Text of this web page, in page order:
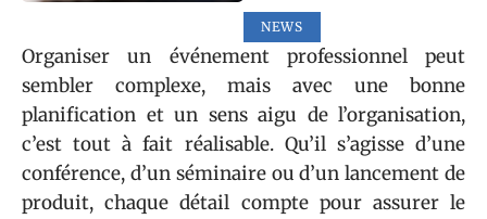
NEWS
Organiser un événement professionnel peut
sembler complexe, mais avec une bonne
planification et un sens aigu de l’organisation,
c’est tout à fait réalisable. Qu’il s’agisse d’une
conférence, d’un séminaire ou d’un lancement de
produit, chaque détail compte pour assurer le